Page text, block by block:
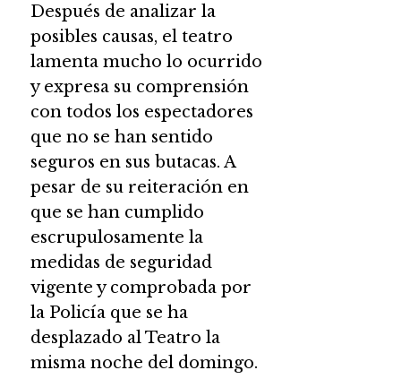
Después de analizar la
posibles causas, el teatro
lamenta mucho lo ocurrido
y expresa su comprensión
con todos los espectadores
que no se han sentido
seguros en sus butacas. A
pesar de su reiteración en
que se han cumplido
escrupulosamente la
medidas de seguridad
vigente y comprobada por
la Policía que se ha
desplazado al Teatro la
misma noche del domingo.